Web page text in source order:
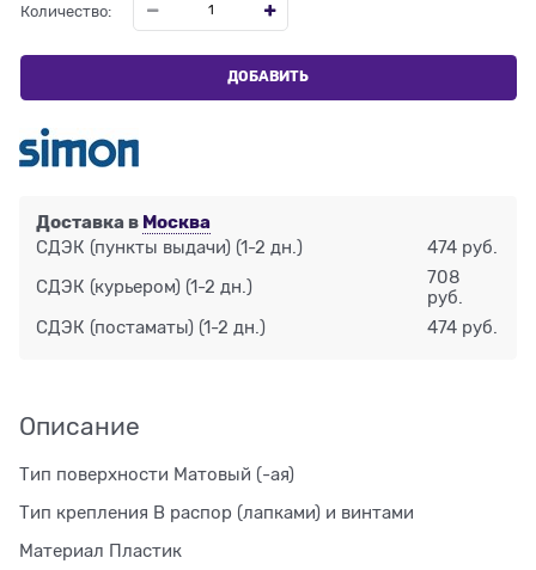
Количество:
ДОБАВИТЬ
Доставка в Москва
СДЭК (пункты выдачи) (1-2 дн.) 474 руб.
СДЭК (курьером) (1-2 дн.)
708
руб.
СДЭК (постаматы) (1-2 дн.) 474 руб.
Описание
Тип поверхности Матовый (-ая)
Тип крепления В распор (лапками) и винтами
Материал Пластик